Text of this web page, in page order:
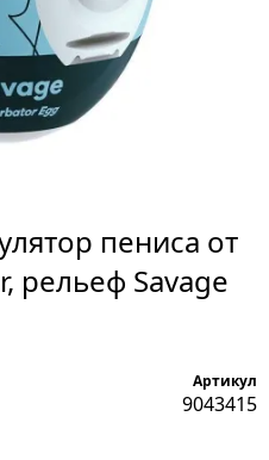
пениса от
рельеф Savage
Артикул
9043415